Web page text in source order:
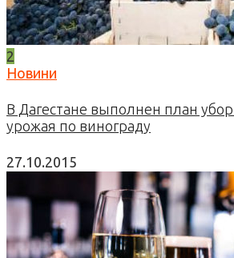
2
Новини
В Дагестане выполнен план
урожая по винограду
27.10.2015